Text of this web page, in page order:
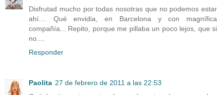
Disfrutad mucho por todas nosotras que no podemos estar
ahí.... Qué envidia, en Barcelona y con magnífica
compañía... Repito, porque me pillaba un poco lejos, que si
no....
Responder
Paolita 27 de febrero de 2011 a las 22:53